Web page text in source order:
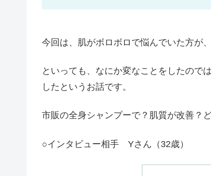
今回は、肌がボロボロで悩んでいた方が
といっても、なにか変なことをしたので
したというお話です。
市販の全身シャンプーで？肌質が改善？
○インタビュー相手 Yさん（32歳）